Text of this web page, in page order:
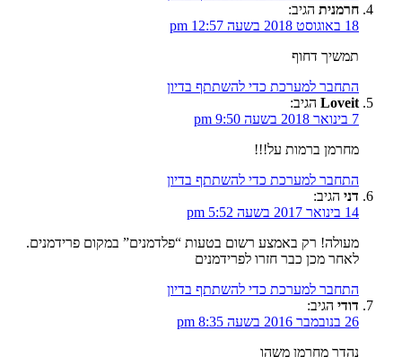
חרמנית הגיב:
18 באוגוסט 2018 בשעה 12:57 pm
תמשיך דחוף
התחבר למערכת כדי להשתתף בדיון
Loveit הגיב:
7 בינואר 2018 בשעה 9:50 pm
מחרמן ברמות על!!!
התחבר למערכת כדי להשתתף בדיון
דני הגיב:
14 בינואר 2017 בשעה 5:52 pm
מעולה! רק באמצע רשום בטעות “פלדמנים” במקום פרידמנים.
לאחר מכן כבר חזרו לפרידמנים
התחבר למערכת כדי להשתתף בדיון
דודי הגיב:
26 בנובמבר 2016 בשעה 8:35 pm
נהדר מחרמן משהו